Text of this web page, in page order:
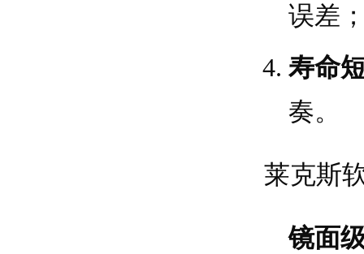
误差
寿命
奏。
莱克斯
镜面